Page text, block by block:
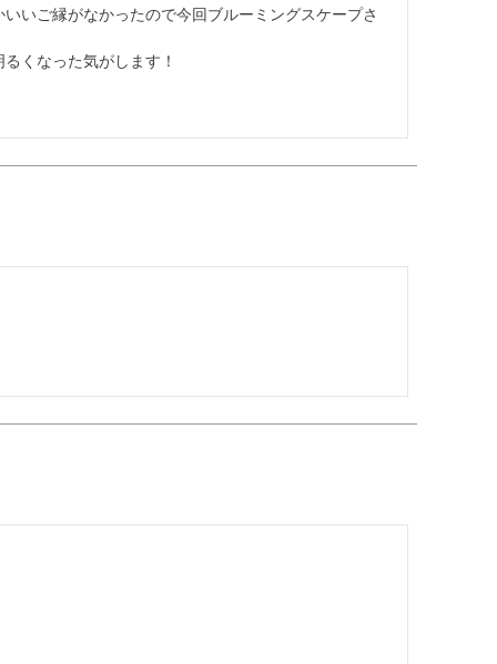
いご縁がなかったので今回ブルーミングスケープさ
くなった気がします！